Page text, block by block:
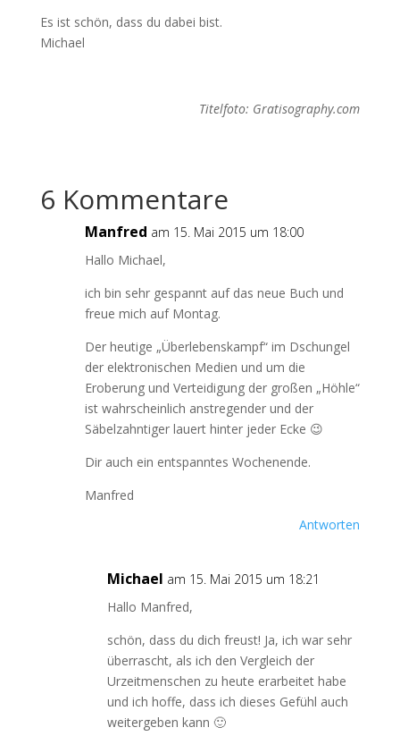
Es ist schön, dass du dabei bist.
Michael
Titelfoto: Gratisography.com
6 Kommentare
Manfred am 15. Mai 2015 um 18:00
Hallo Michael,
ich bin sehr gespannt auf das neue Buch und
freue mich auf Montag.
Der heutige „Überlebenskampf“ im Dschungel
der elektronischen Medien und um die
Eroberung und Verteidigung der großen „Höhle“
ist wahrscheinlich anstregender und der
Säbelzahntiger lauert hinter jeder Ecke 😉
Dir auch ein entspanntes Wochenende.
Manfred
Antworten
Michael am 15. Mai 2015 um 18:21
Hallo Manfred,
schön, dass du dich freust! Ja, ich war sehr
überrascht, als ich den Vergleich der
Urzeitmenschen zu heute erarbeitet habe
und ich hoffe, dass ich dieses Gefühl auch
weitergeben kann 🙂